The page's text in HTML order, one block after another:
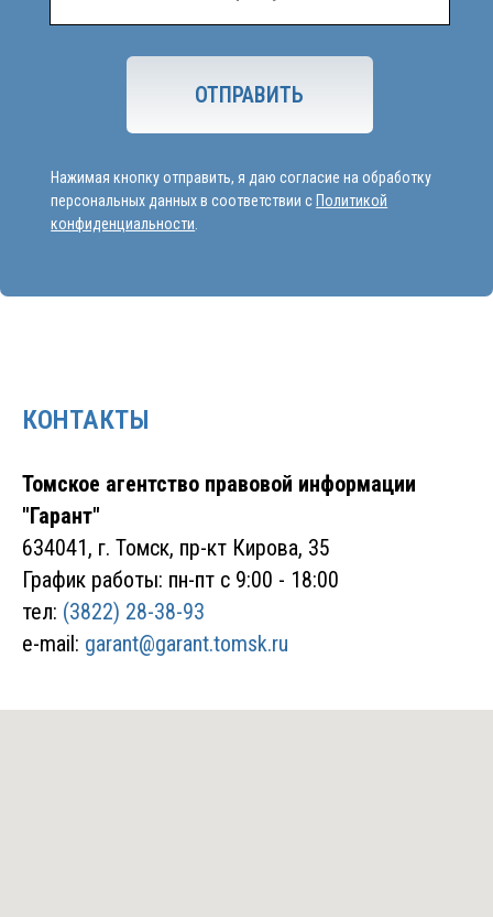
КОНТАКТЫ
Томское агентство правовой информации
"Гарант"
634041, г. Томск, пр-кт Кирова, 35
График работы: пн-пт с 9:00 - 18:00
тел: (3822) 28-38-93
e-mail: garant@garant.tomsk.ru